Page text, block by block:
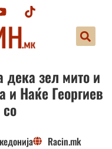
дека зел мито и
и Наќе Георгиев
Racin.mk